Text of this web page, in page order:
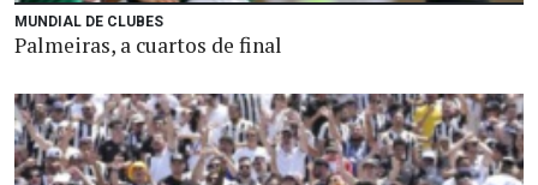
MUNDIAL DE CLUBES
Palmeiras, a cuartos de final